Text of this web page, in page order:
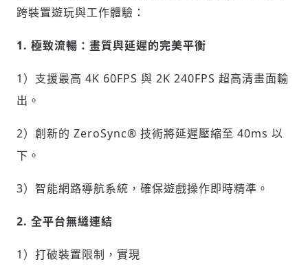
跨裝置遊玩與工作體驗：
1. 極致流暢：畫質與延遲的完美平衡
1）支援最高 4K 60FPS 與 2K 240FPS 超高清畫面輸
出。
2）創新的 ZeroSync® 技術將延遲壓縮至 40ms 以
下。
3）智能網路導航系統，確保遊戲操作即時精準。
2. 全平台無縫連結
1）打破裝置限制，實現